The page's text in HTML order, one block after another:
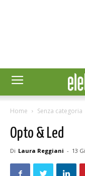
Home Senza categoria
Opto & Led
Di Laura Reggiani - 13